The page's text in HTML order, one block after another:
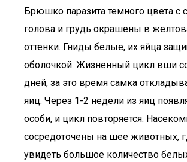
Брюшко паразита темного цвета с
голова и грудь окрашены в
оттенки. Гниды белые, их яйца
оболочкой. Жизненный цикл вши
дней, за это время самка
яиц. Через 1-2 недели из яиц
особи, и цикл повторяется.
сосредоточены на шее животных,
увидеть большое количество